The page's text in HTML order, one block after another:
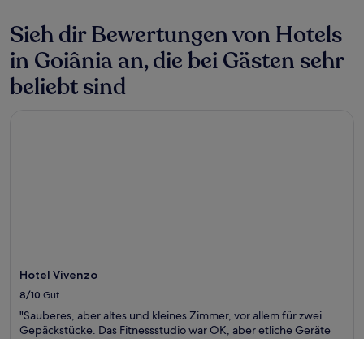
zusätzliche
Bedingungen
gelten.
Sieh dir Bewertungen von Hotels
in Goiânia an, die bei Gästen sehr
beliebt sind
Hotel Vivenzo
8/10 Gut
"Sauberes, aber altes und kleines Zimmer, vor allem für zwei
Gepäckstücke. Das Fitnessstudio war OK, aber etliche Geräte